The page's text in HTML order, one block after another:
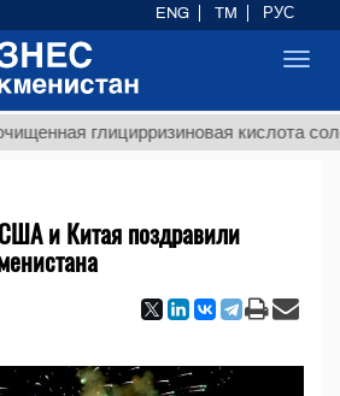
глицирризиновая кислота
и Китая поздравили
ENG TM РУС